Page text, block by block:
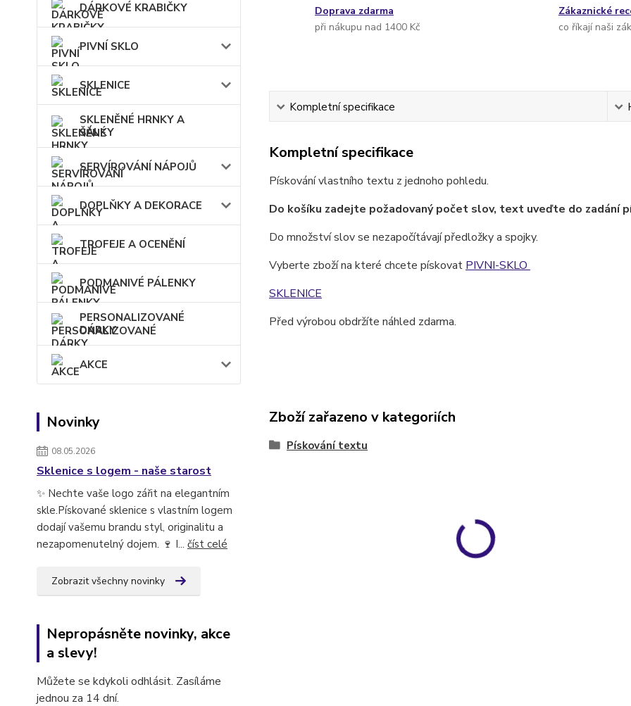
DÁRKOVÉ KRABIČKY
PIVNÍ SKLO
SKLENICE
SKLENĚNÉ HRNKY A
ŠÁLKY
SERVÍROVÁNÍ NÁPOJŮ
DOPLŇKY A DEKORACE
TROFEJE A OCENĚNÍ
PODMANIVÉ PÁLENKY
PERSONALIZOVANÉ
DÁRKY
AKCE
Novinky
08.05.2026
Sklenice s logem - naše starost
✨ Nechte vaše logo zářit na elegantním
skle.Pískované sklenice s vlastním logem
dodají vašemu brandu styl, originalitu a
nezapomenutelný dojem. 🍷 I... číst celé
Zobrazit všechny novinky
Nepropásněte novinky, akce
a slevy!
Můžete se kdykoli odhlásit. Zasíláme
jednou za 14 dní.
Doprava zdarma
při nákupu nad 1400 Kč
Zákaznické
co říkají naši
Kompletní specifikace
Kompletní specifikace
Pískování vlastního textu z jednoho pohledu.
Do košíku zadejte požadovaný počet slov, text uveďte do zadání
Do množství slov se nezapočítávají předložky a spojky.
Vyberte zboží na které chcete pískovat PIVNI-SKLO
SKLENICE
Před výrobou obdržíte náhled zdarma.
Zboží zařazeno v kategoriích
Pískování textu